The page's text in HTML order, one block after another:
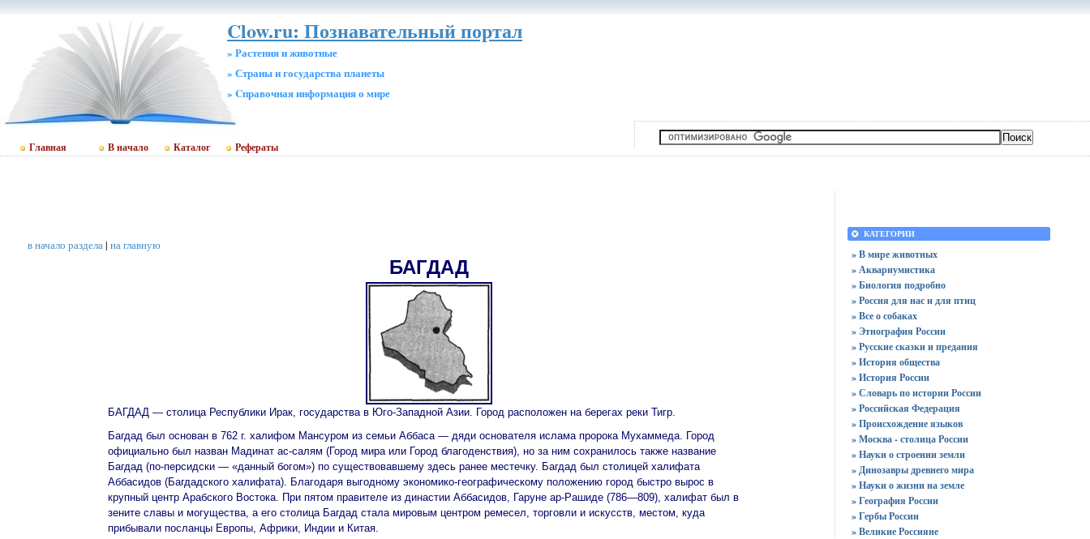
Clow.ru: Познавательный портал
» Растения и животные
» Страны и государства планеты
» Cправочная информация о мире
Главная В начало Каталог Рефераты
в начало раздела| на главную
БАГДАД
БАГДАД — столица Республики Ирак, государства в Юго-Западной Азии. Город расположен на берегах реки Тигр.
Багдад был основан в 762 г. халифом Мансуром из семьи Аббаса — дяди основателя ислама пророка Мухаммеда. Город
официально был назван Мадинат ас-салям (Город мира или Город благоденствия), но за ним сохранилось также название
Багдад (по-персидски — «данный богом») по существовавшему здесь ранее местечку. Багдад был столицей халифата
Аббасидов (Багдадского халифата). Благодаря выгодному экономико-географическому положению город быстро вырос в
крупный центр Арабского Востока. При пятом правителе из династии Аббасидов, Гаруне ар-Рашиде (786—809), халифат был в
зените славы и могущества, а его столица Багдад стала мировым центром ремесел, торговли и искусств, местом, куда
прибывали посланцы Европы, Африки, Индии и Китая.
КАТЕГОРИИ
» В мире животных
» Аквариумистика
» Биология подробно
» Россия для нас и для птиц
» Все о собаках
» Этнография России
» Русские сказки и предания
» История общества
» История России
» Словарь по истории России
» Российская Федерация
» Происхождение языков
» Москва - столица России
» Науки о строении земли
» Динозавры древнего мира
» Науки о жизни на земле
» География России
» Гербы России
» Великие Россияне